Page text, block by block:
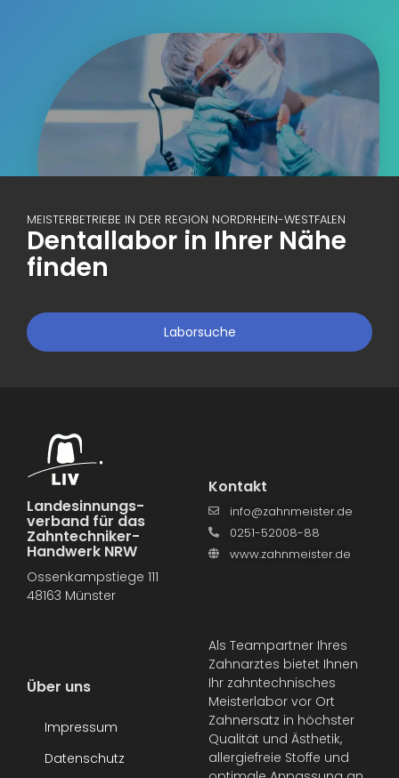
MEISTERBETRIEBE IN DER REGION NORDRHEIN-WESTFALEN
Dentallabor in Ihrer Nähe
finden
Laborsuche
Landesinnungs­
verband für das
Zahntechniker-
Handwerk NRW
Ossenkampstiege 111
48163 Münster
Kontakt
info@zahnmeister.de
0251-52008-88
www.zahnmeister.de
Über uns
Impressum
Datenschutz
Als Teampartner Ihres
Zahnarztes bietet Ihnen
Ihr zahntechnisches
Meisterlabor vor Ort
Zahnersatz in höchster
Qualität und Ästhetik,
allergiefreie Stoffe und